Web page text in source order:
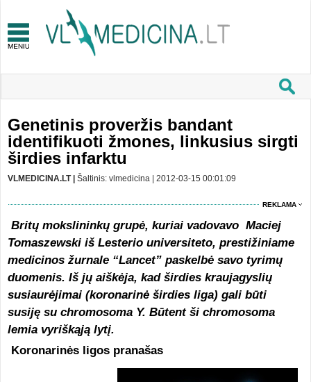
Genetinis proveržis bandant
identifikuoti žmones, linkusius sirgti
širdies infarktu
VLMEDICINA.LT | Šaltinis: vlmedicina | 2012-03-15 00:01:09
REKLAMA
Britų mokslininkų grupė, kuriai vadovavo Maciej
Tomaszewski iš Lesterio universiteto, prestižiniame
medicinos žurnale “Lancet” paskelbė savo tyrimų
duomenis. Iš jų aiškėja, kad širdies kraujagyslių
susiaurėjimai (koronarinė širdies liga) gali būti
susiję su chromosoma Y. Būtent ši chromosoma
lemia vyriškąją lytį.
Koronarinės ligos pranašas